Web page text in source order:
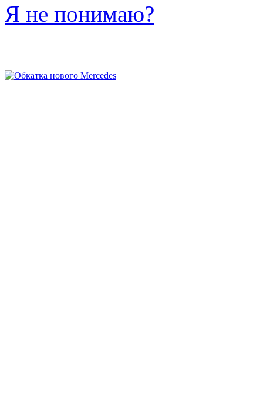
Я не понимаю?